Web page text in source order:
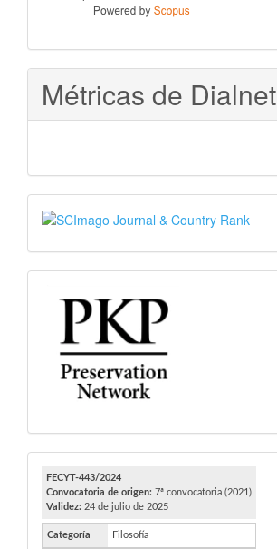
Métricas de Dialnet
SJR
PKP
FECYT